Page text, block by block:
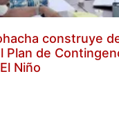
construye
Plan de
Niño